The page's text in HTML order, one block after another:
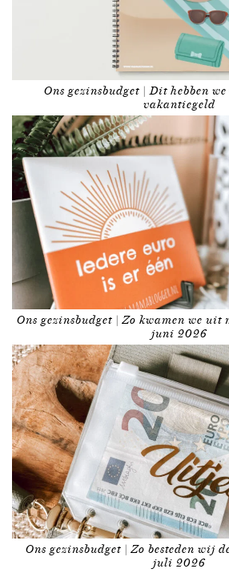
Ons gezinsbudget | Dit hebben
vakantiegeld
Ons gezinsbudget | Zo kwamen we uit
juni 2026
Ons gezinsbudget | Zo besteden wij
juli 2026